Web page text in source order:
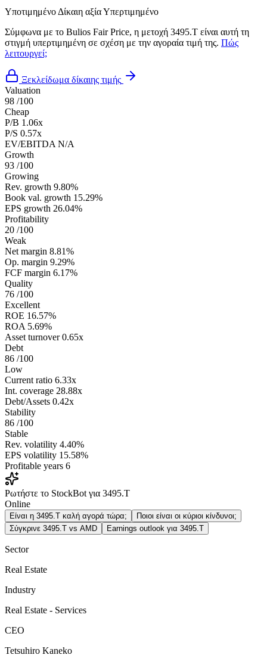
Υποτιμημένο Δίκαιη αξίαΥπερτιμημένο
Σύμφωνα με το Bulios Fair Price, η μετοχή 3495.T είναι αυτή τη
στιγμή υπερτιμημένη σε σχέση με την αγοραία τιμή της. Πώς
λειτουργεί;
Ξεκλείδωμα δίκαιης τιμής
Valuation
98 /100
Cheap
P/B 1.06x
P/S 0.57x
EV/EBITDA N/A
Growth
93 /100
Growing
Rev. growth 9.80%
Book val. growth 15.29%
EPS growth 26.04%
Profitability
20 /100
Weak
Net margin 8.81%
Op. margin 9.29%
FCF margin 6.17%
Quality
76 /100
Excellent
ROE 16.57%
ROA 5.69%
Asset turnover 0.65x
Debt
86 /100
Low
Current ratio 6.33x
Int. coverage 28.88x
Debt/Assets 0.42x
Stability
86 /100
Stable
Rev. volatility 4.40%
EPS volatility 15.58%
Profitable years 6
Ρωτήστε το StockBot για 3495.T
Online
Είναι η 3495.T καλή αγορά τώρα;
Ποιοι είναι οι κύριοι κίνδυνοι;
Σύγκρινε 3495.T vs AMD
Earnings outlook για 3495.T
Sector
Real Estate
Industry
Real Estate - Services
CEO
Tetsuhiro Kaneko